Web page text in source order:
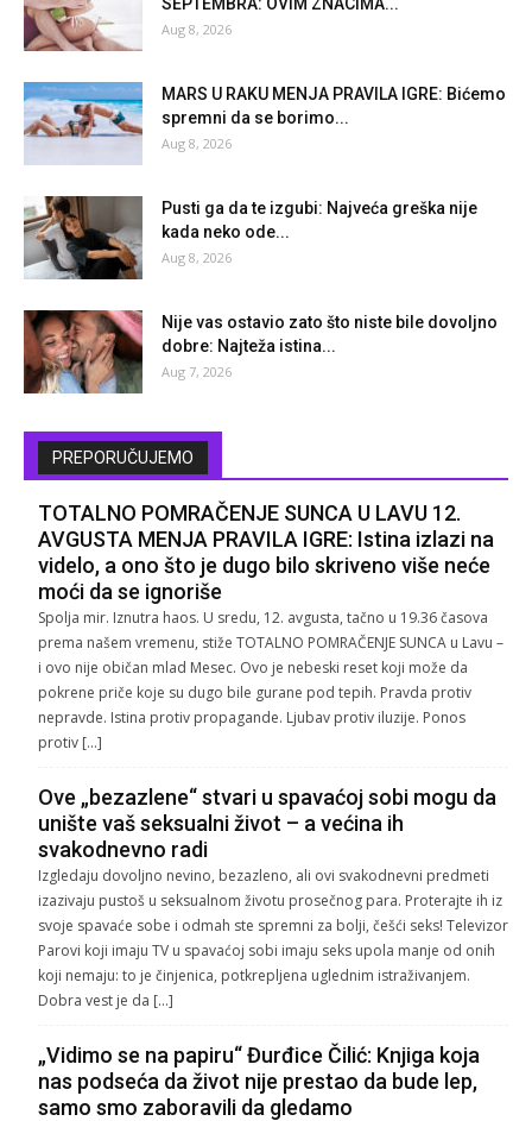
Aug 8, 2026
MARS U RAKU MENJA PRAVILA IGRE: Bićemo
spremni da se borimo...
Aug 8, 2026
Pusti ga da te izgubi: Najveća greška nije
kada neko ode...
Aug 8, 2026
Nije vas ostavio zato što niste bile dovoljno
dobre: Najteža istina...
Aug 7, 2026
PREPORUČUJEMO
TOTALNO POMRAČENJE SUNCA U LAVU 12.
AVGUSTA MENJA PRAVILA IGRE: Istina izlazi na
videlo, a ono što je dugo bilo skriveno više neće
moći da se ignoriše
Spolja mir. Iznutra haos. U sredu, 12. avgusta, tačno u 19.36 časova
prema našem vremenu, stiže TOTALNO POMRAČENJE SUNCA u Lavu –
i ovo nije običan mlad Mesec. Ovo je nebeski reset koji može da
pokrene priče koje su dugo bile gurane pod tepih. Pravda protiv
nepravde. Istina protiv propagande. Ljubav protiv iluzije. Ponos
protiv […]
Ove „bezazlene“ stvari u spavaćoj sobi mogu da
unište vaš seksualni život – a većina ih
svakodnevno radi
Izgledaju dovoljno nevino, bezazleno, ali ovi svakodnevni predmeti
izazivaju pustoš u seksualnom životu prosečnog para. Proterajte ih iz
svoje spavaće sobe i odmah ste spremni za bolji, češći seks! Televizor
Parovi koji imaju TV u spavaćoj sobi imaju seks upola manje od onih
koji nemaju: to je činjenica, potkrepljena uglednim istraživanjem.
Dobra vest je da […]
„Vidimo se na papiru“ Đurđice Čilić: Knjiga koja
nas podseća da život nije prestao da bude lep,
samo smo zaboravili da gledamo